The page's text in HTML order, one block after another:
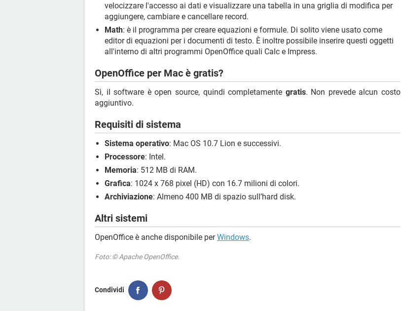
velocizzare l'accesso ai dati e visualizzare una tabella in una griglia di modifica per
aggiungere, cambiare e cancellare record.
Math: è il programma per creare equazioni e formule. Di solito viene usato come
editor di equazioni per i documenti di testo. È inoltre possibile inserire questi oggetti
all'interno di altri programmi OpenOffice quali Calc e Impress.
OpenOffice per Mac è gratis?
Sì, il software è open source, quindi completamente gratis. Non prevede alcun costo
aggiuntivo.
Requisiti di sistema
Sistema operativo: Mac OS 10.7 Lion e successivi.
Processore: Intel.
Memoria: 512 MB di RAM.
Grafica: 1024 x 768 pixel (HD) con 16.7 milioni di colori.
Archiviazione: Almeno 400 MB di spazio sull’hard disk.
Altri sistemi
OpenOffice è anche disponibile perWindows.
Foto: © Apache OpenOffice.
Condividi